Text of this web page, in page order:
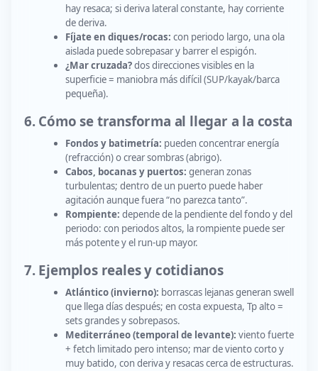
hay resaca; si deriva lateral constante, hay corriente
de deriva.
Fíjate en diques/rocas: con periodo largo, una ola
aislada puede sobrepasar y barrer el espigón.
¿Mar cruzada?dos direcciones visibles en la
superficie = maniobra más difícil (SUP/kayak/barca
pequeña).
6. Cómo se transforma al llegar a la costa
Fondos y batimetría: pueden concentrar energía
(refracción) o crear sombras (abrigo).
Cabos, bocanas y puertos: generan zonas
turbulentas; dentro de un puerto puede haber
agitación aunque fuera “no parezca tanto”.
Rompiente: depende de la pendiente del fondo y del
periodo: con periodos altos, la rompiente puede ser
más potente y el run-up mayor.
7. Ejemplos reales y cotidianos
Atlántico (invierno): borrascas lejanas generan swell
que llega días después; en costa expuesta, Tp alto =
sets grandes y sobrepasos.
Mediterráneo (temporal de levante): viento fuerte
+ fetch limitado pero intenso; mar de viento corto y
muy batido, con deriva y resacas cerca de estructuras.